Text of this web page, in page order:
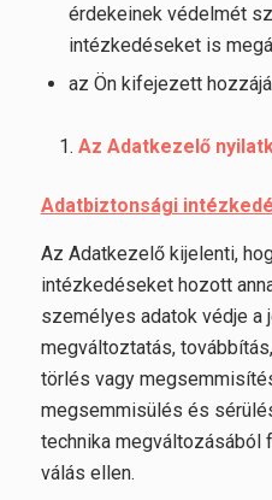
érdekeinek védelmét
intézkedéseket is
az Ön kifejezett
Az Adatkezelő
Adatbiztonsági
Az Adatkezelő kijelenti,
intézkedéseket hozott
személyes adatok védje a
megváltoztatás,
törlés vagy
megsemmisülés és
technika megváltozásából
válás ellen.